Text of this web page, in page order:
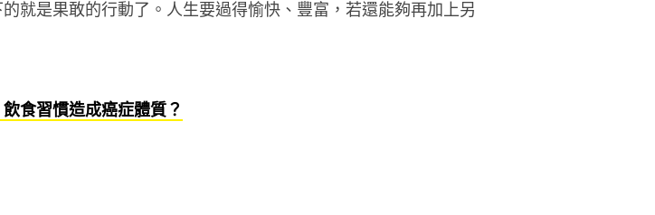
就是果敢的行動了。人生要過得愉快、豐富，若還能夠再加上另
食習慣造成癌症體質？